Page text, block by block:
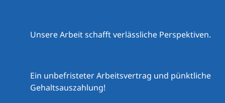
Unsere Arbeit schafft verlässliche Perspektiven.
Ein unbefristeter Arbeitsvertrag und pünktliche
Gehaltsauszahlung!